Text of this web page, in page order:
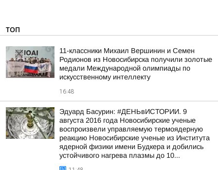
ТОП
11-классники Михаил Вершинин и Семен
Родионов из Новосибирска получили золотые
медали Международной олимпиады по
искусственному интеллекту
16:48
Эдуард Басурин: #ДЕНЬвИСТОРИИ. 9
августа 2016 года Новосибирские ученые
воспроизвели управляемую термоядерную
реакцию Новосибирские ученые из Института
ядерной физики имени Будкера и добились
устойчивого нагрева плазмы до 10...